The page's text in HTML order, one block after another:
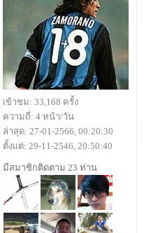
เข้าชม: 33,168 ครั้ง
ความถี่: 4 หน้า/วัน
ล่าสุด: 27-01-2566, 00:20:30
ตั้งแต่: 29-11-2546, 20:50:40
มีสมาชิกติดตาม 23 ท่าน